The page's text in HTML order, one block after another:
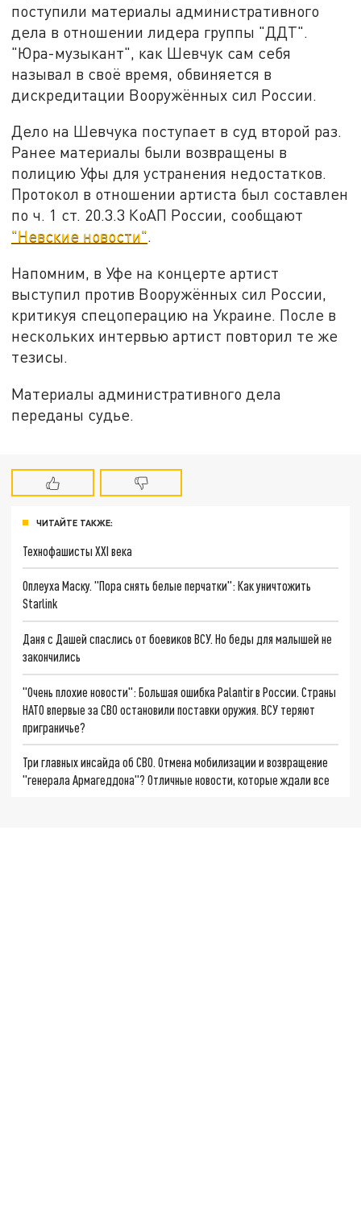
поступили материалы административного
дела в отношении лидера группы "ДДТ".
"Юра-музыкант", как Шевчук сам себя
называл в своё время, обвиняется в
дискредитации Вооружённых сил России.
Дело на Шевчука поступает в суд второй раз.
Ранее материалы были возвращены в
полицию Уфы для устранения недостатков.
Протокол в отношении артиста был составлен
по ч. 1 ст. 20.3.3 КоАП России, сообщают
"Невские новости".
Напомним, в Уфе на концерте артист
выступил против Вооружённых сил России,
критикуя спецоперацию на Украине. После в
нескольких интервью артист повторил те же
тезисы.
Материалы административного дела
переданы судье.
ЧИТАЙТЕ ТАКЖЕ:
Технофашисты XXI века
Оплеуха Маску. "Пора снять белые перчатки": Как уничтожить
Starlink
Даня с Дашей спаслись от боевиков ВСУ. Но беды для малышей не
закончились
"Очень плохие новости": Большая ошибка Palantir в России. Страны
НАТО впервые за СВО остановили поставки оружия. ВСУ теряют
приграничье?
Три главных инсайда об СВО. Отмена мобилизации и возвращение
"генерала Армагеддона"? Отличные новости, которые ждали все